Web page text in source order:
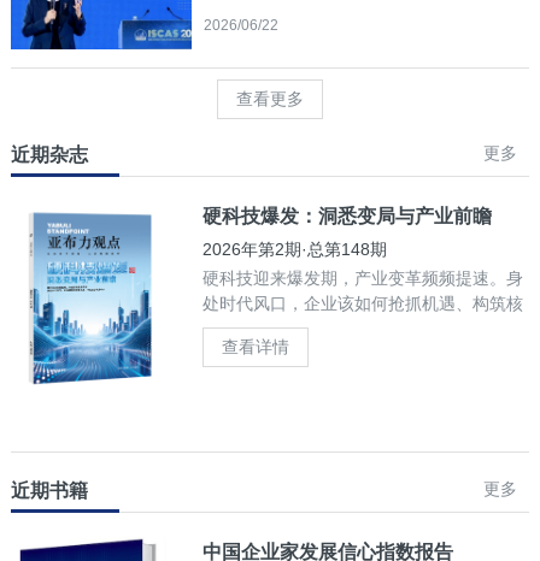
2026/06/22
查看更多
近期杂志 更多
硬科技爆发：洞悉变局与产业前瞻
2026年第2期·总第148期
硬科技迎来爆发期，产业变革频频提速。身
处时代风口，企业该如何抢抓机遇、构筑核
心竞争力？
查看详情
近期书籍 更多
中国企业家发展信心指数报告